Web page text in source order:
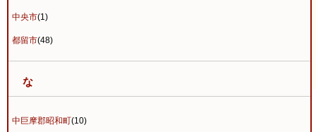
中央市(1)
都留市(48)
な
中巨摩郡昭和町(10)